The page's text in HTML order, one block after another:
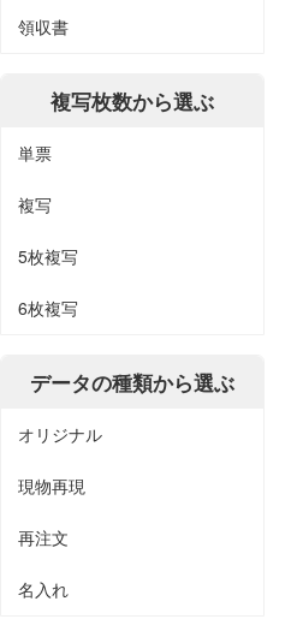
領収書
複写枚数から選ぶ
単票
複写
5枚複写
6枚複写
データの種類から選ぶ
オリジナル
現物再現
再注文
名入れ